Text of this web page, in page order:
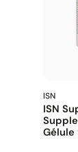
ISN
ISN
Gélule